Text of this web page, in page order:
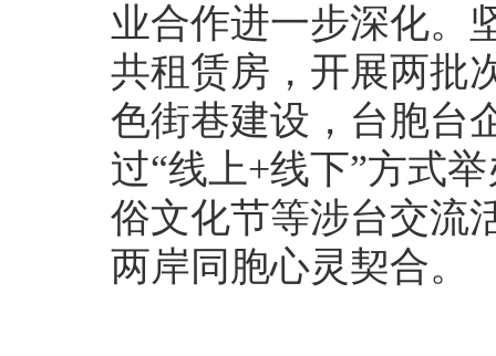
业合作进一步深化。
共租赁房，开展两批
色街巷建设，台胞台
过“线上+线下”方式
俗文化节等涉台交流
两岸同胞心灵契合。